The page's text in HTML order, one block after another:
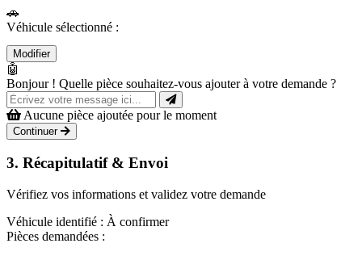
🚗
Véhicule sélectionné :
Modifier
🤖
Bonjour ! Quelle pièce souhaitez-vous ajouter à votre demande ?
Aucune pièce ajoutée pour le moment
Continuer
3. Récapitulatif & Envoi
Vérifiez vos informations et validez votre demande
Véhicule identifié : À confirmer
Pièces demandées :